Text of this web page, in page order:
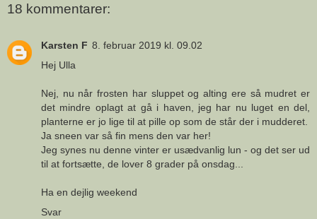
18 kommentarer:
Karsten F 8. februar 2019 kl. 09.02
Hej Ulla
Nej, nu når frosten har sluppet og alting ere så mudret er
det mindre oplagt at gå i haven, jeg har nu luget en del,
planterne er jo lige til at pille op som de står der i mudderet.
Ja sneen var så fin mens den var her!
Jeg synes nu denne vinter er usædvanlig lun - og det ser ud
til at fortsætte, de lover 8 grader på onsdag...
Ha en dejlig weekend
Svar